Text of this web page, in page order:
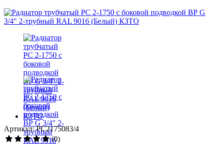
Артикул: РС2175083/4
(0)